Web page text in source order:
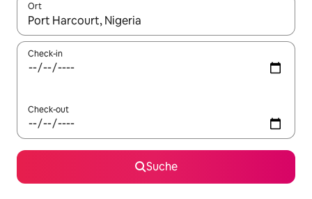
Ort
Wenn Ergebnisse verfügbar sind, navigiere mit den
Check-in
Check-out
Suche